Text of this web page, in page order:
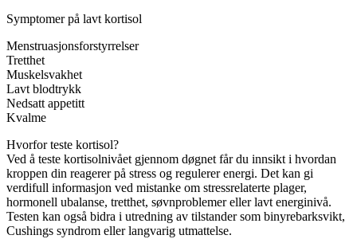
Symptomer på lavt kortisol
Menstruasjonsforstyrrelser
Tretthet
Muskelsvakhet
Lavt blodtrykk
Nedsatt appetitt
Kvalme
Hvorfor teste kortisol?
Ved å teste kortisolnivået gjennom døgnet får du innsikt i hvordan
kroppen din reagerer på stress og regulerer energi. Det kan gi
verdifull informasjon ved mistanke om stressrelaterte plager,
hormonell ubalanse, tretthet, søvnproblemer eller lavt energinivå.
Testen kan også bidra i utredning av tilstander som binyrebarksvikt,
Cushings syndrom eller langvarig utmattelse.